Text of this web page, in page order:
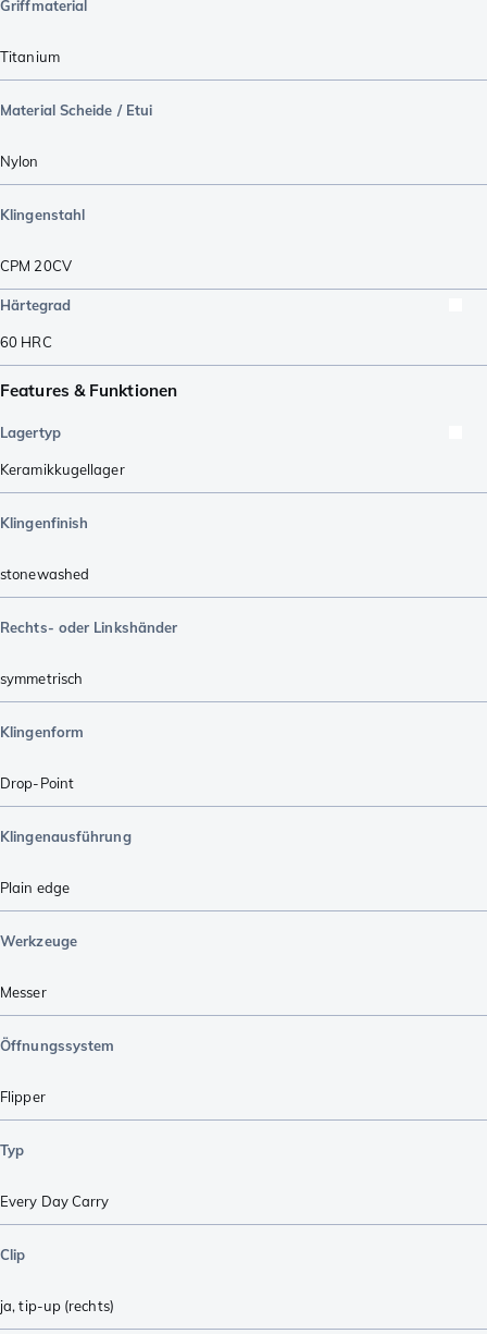
Griffmaterial
Titanium
Material Scheide / Etui
Nylon
Klingenstahl
CPM 20CV
Härtegrad
60 HRC
Features & Funktionen
Lagertyp
Keramikkugellager
Klingenfinish
stonewashed
Rechts- oder Linkshänder
symmetrisch
Klingenform
Drop-Point
Klingenausführung
Plain edge
Werkzeuge
Messer
Öffnungssystem
Flipper
Typ
Every Day Carry
Clip
ja, tip-up (rechts)